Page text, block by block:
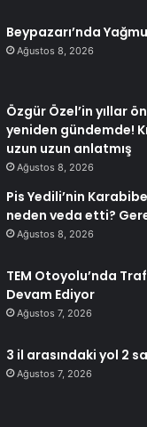
Beypazarı’nda
Ağustos 8, 2026
Özgür Özel’in yıllar
yeniden gündemde!
uzun uzun anlatmış
Ağustos 8, 2026
Pis Yedili’nin
neden veda etti?
Ağustos 8, 2026
TEM Otoyolu’nda
Devam Ediyor
Ağustos 7, 2026
3 il arasındaki yol 2
Ağustos 7, 2026